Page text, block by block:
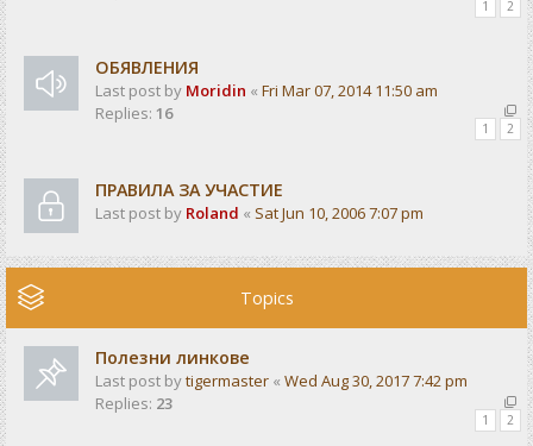
1 2
ОБЯВЛЕНИЯ
Last post by Moridin « Fri Mar 07, 2014 11:50 am
Replies: 16
1 2
ПРАВИЛА ЗА УЧАСТИЕ
Last post by Roland « Sat Jun 10, 2006 7:07 pm
Topics
Полезни линкове
Last post bytigermaster « Wed Aug 30, 2017 7:42 pm
Replies: 23
1 2